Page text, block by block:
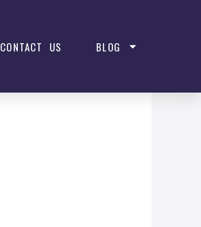
CONTACT US BLOG